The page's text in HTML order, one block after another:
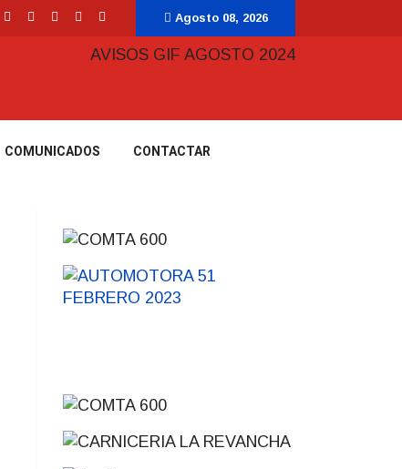
Agosto 08, 2026
COMUNICADOS CONTACTAR